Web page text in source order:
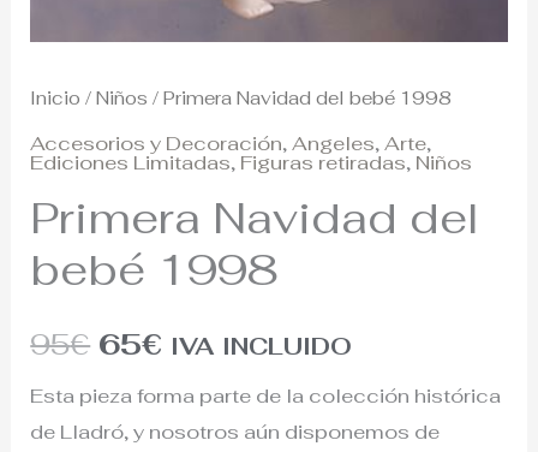
Inicio /Niños / Primera Navidad del bebé 1998
Accesorios y Decoración,Angeles,Arte,
Ediciones Limitadas, Figuras retiradas, Niños
Primera Navidad del
bebé 1998
95€ 65€ IVA INCLUIDO
Esta pieza forma parte de la colección histórica
de Lladró, y nosotros aún disponemos de